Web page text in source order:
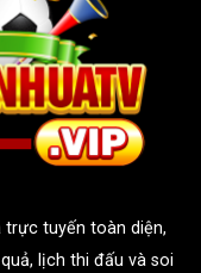
trực tuyến toàn diện,
lịch thi đấu và soi